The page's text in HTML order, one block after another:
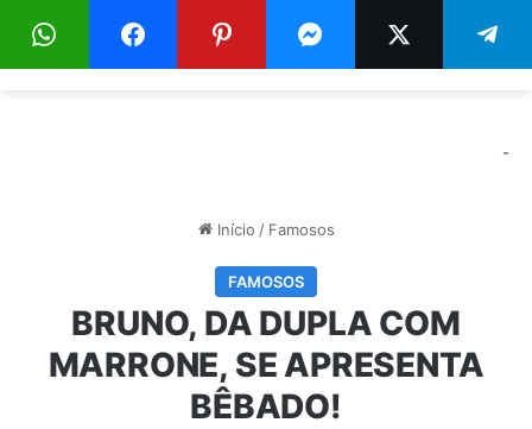
Menu
-
Início / Famosos
FAMOSOS
BRUNO, DA DUPLA COM
MARRONE, SE APRESENTA
BÊBADO!